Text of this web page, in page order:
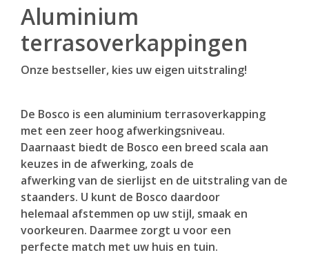
Aluminium
terrasoverkappingen
Onze bestseller, kies uw eigen uitstraling!
De Bosco is een aluminium terrasoverkapping
met een zeer hoog afwerkingsniveau.
Daarnaast biedt de Bosco een breed scala aan
keuzes in de afwerking, zoals de
afwerking van de sierlijst en de uitstraling van de
staanders. U kunt de Bosco daardoor
helemaal afstemmen op uw stijl, smaak en
voorkeuren. Daarmee zorgt u voor een
perfecte match met uw huis en tuin.